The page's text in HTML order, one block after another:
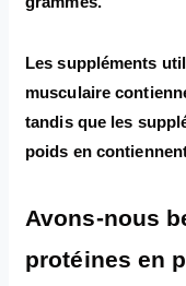
Les suppléments
musculaire
tandis que les
poids en
Avons-nous
protéines en